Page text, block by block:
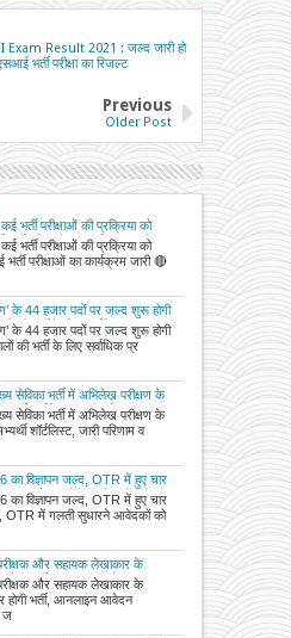
Result 2021 : जल्द जारी हो
भर्ती परीक्षा का रिजल्ट
Previous
Older Post
भर्ती परीक्षाओं की प्रक्रिया को
भर्ती परीक्षाओं का कार्यक्रम जारी,
भर्ती परीक्षाओं की प्रक्रिया को
भर्ती परीक्षाओं का कार्यक्रम जारी 🔴
के 44 हजार पदों पर जल्द शुरू होगी
की भर्ती के लिए सर्वाधिक प्रस्ताव
के 44 हजार पदों पर जल्द शुरू होगी
की भर्ती के लिए सर्वाधिक प्र
सेविका भर्ती में अभिलेख परीक्षण के
शॉर्टलिस्ट, जारी परिणाम व
सेविका भर्ती में अभिलेख परीक्षण के
शॉर्टलिस्ट, जारी परिणाम व
का विज्ञापन जल्द, OTR में हुए चार
OTR में गलती सुधारने आवेदकों को
का विज्ञापन जल्द, OTR में हुए चार
OTR में गलती सुधारने आवेदकों को
और सहायक लेखाकार के
होगी भर्ती, आनलाइन आवेदन
जुलाई से होगी शुरू
और सहायक लेखाकार के
होगी भर्ती, आनलाइन आवेदन
ज